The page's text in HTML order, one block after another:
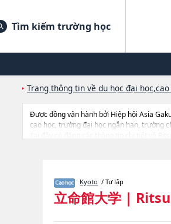
Tìm kiếm trường học
Trang thông tin về du học đại học,cao
Được đồng vận hành bởi Hiệp hội Asia
cao học, trường đại học ngắn hạn, trường
Tại đây có đăng các thông tin chi tiết về
ScienceshoặcGraduate school of
ManagementhoặcImage ArtshoặcSport
ScienceshoặcGraduate School of
cở sở trang thiết bị, hướng dẫn địa điểm
Kyoto / Tư lập
立命館大学 |